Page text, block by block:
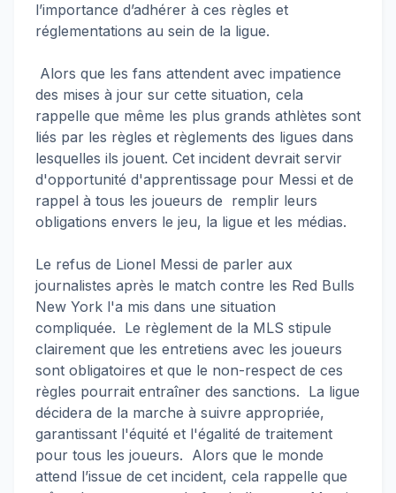
l’importance d’adhérer à ces règles et
réglementations au sein de la ligue.
Alors que les fans attendent avec impatience
des mises à jour sur cette situation, cela
rappelle que même les plus grands athlètes sont
liés par les règles et règlements des ligues dans
lesquelles ils jouent. Cet incident devrait servir
d'opportunité d'apprentissage pour Messi et de
rappel à tous les joueurs de remplir leurs
obligations envers le jeu, la ligue et les médias.
Le refus de Lionel Messi de parler aux
journalistes après le match contre les Red Bulls
New York l'a mis dans une situation
compliquée. Le règlement de la MLS stipule
clairement que les entretiens avec les joueurs
sont obligatoires et que le non-respect de ces
règles pourrait entraîner des sanctions. La ligue
décidera de la marche à suivre appropriée,
garantissant l'équité et l'égalité de traitement
pour tous les joueurs. Alors que le monde
attend l’issue de cet incident, cela rappelle que